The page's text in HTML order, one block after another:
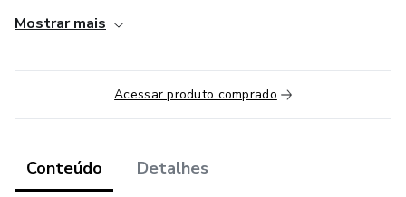
-Artesãs que querem se destacar com peças únicas
recorde
Mostrar mais
Acessar produto comprado
Conteúdo Detalhes